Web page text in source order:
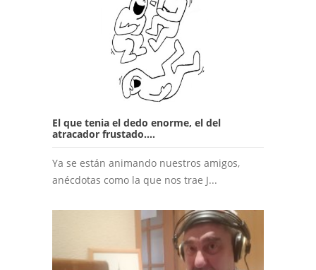
El que tenia el dedo enorme, el del
atracador frustado....
Ya se están animando nuestros amigos,
anécdotas como la que nos trae J...